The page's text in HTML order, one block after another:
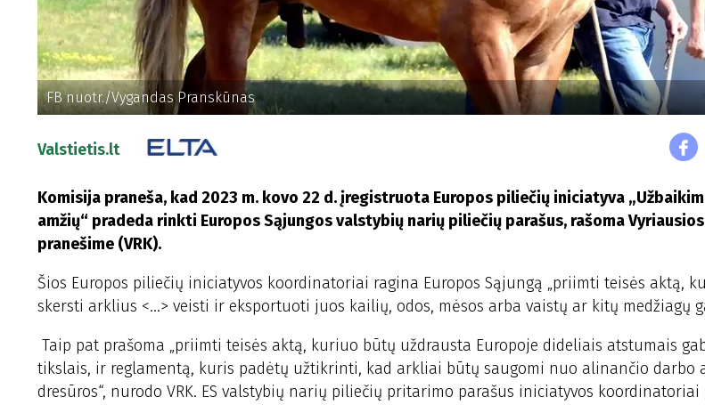
FB nuotr./Vygandas Pranskūnas
Valstietis.lt
Komisija praneša, kad 2023 m. kovo 22 d. įregistruota Europos piliečių iniciatyva
amžių“ pradeda rinkti Europos Sąjungos valstybių narių piliečių parašus, rašoma
pranešime (VRK).
Šios Europos piliečių iniciatyvos koordinatoriai ragina Europos Sąjungą „priimti teisės aktą,
skersti arklius <...> veisti ir eksportuoti juos kailių, odos, mėsos arba vaistų ar kitų medžiagų
Taip pat prašoma „priimti teisės aktą, kuriuo būtų uždrausta Europoje dideliais atstumais
tikslais, ir reglamentą, kuris padėtų užtikrinti, kad arkliai būtų saugomi nuo alinančio darbo
dresūros“, nurodo VRK. ES valstybių narių piliečių pritarimo parašus iniciatyvos koordinatoriai